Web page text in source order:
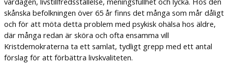
skånska befolkningen över 65 år finns det många som mår dåligt
och för att möta detta problem med psykisk ohälsa hos äldre,
där många redan är sköra och ofta ensamma vill
Kristdemokraterna ta ett samlat, tydligt grepp med ett antal
förslag för att förbättra livskvaliteten.